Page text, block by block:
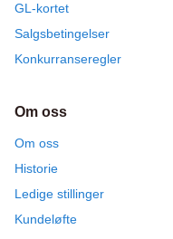
GL-kortet
Salgsbetingelser
Konkurranseregler
Om oss
Om oss
Historie
Ledige stillinger
Kundeløfte